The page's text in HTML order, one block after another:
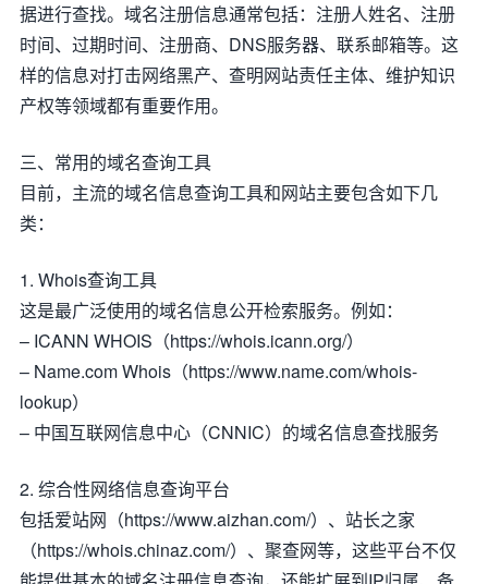
据进行查找。域名注册信息通常包括：注册人姓名、注册
时间、过期时间、注册商、DNS服务器、联系邮箱等。这
样的信息对打击网络黑产、查明网站责任主体、维护知识
产权等领域都有重要作用。
三、常用的域名查询工具
目前，主流的域名信息查询工具和网站主要包含如下几
类：
1. Whois查询工具
这是最广泛使用的域名信息公开检索服务。例如：
– ICANN WHOIS（https://whois.icann.org/）
– Name.com Whois（https://www.name.com/whois-
lookup）
– 中国互联网信息中心（CNNIC）的域名信息查找服务
2. 综合性网络信息查询平台
包括爱站网（https://www.aizhan.com/）、站长之家
（https://whois.chinaz.com/）、聚查网等，这些平台不仅